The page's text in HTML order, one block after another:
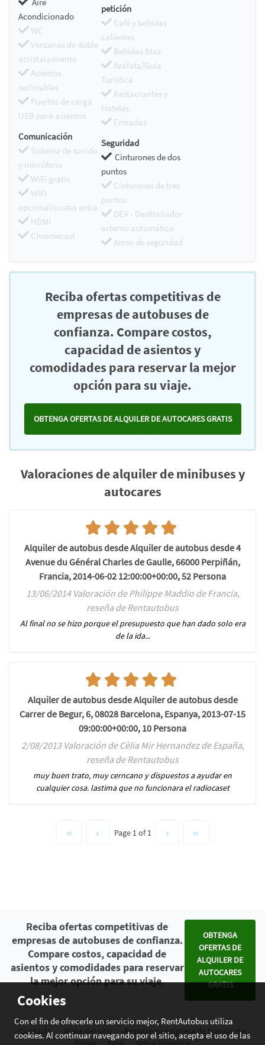
Acondicionado
WC
Ventanas de doble
acristalamiento
Asientos
reclinables
Puertos de carga
USB para asientos
petición
Café y bebidas
calientes
Bebidas frías
Azafata/Guía
Turística
Restaurantes y
Hoteles
Entradas
Comunicación
Sistema de sonido
y micrófono
WiFi gratis
WIFI
opcional/costes extra
HDMI
Chromecast
Seguridad
Cinturones de dos
puntos
Cinturones de tres
puntos
DEA - Desfibrilador
externo automático
Arcos de seguridad
Reciba ofertas competitivas de
empresas de autobuses de
confianza. Compare costos,
capacidad de asientos y
comodidades para reservar la mejor
opción para su viaje.
OBTENGA OFERTAS DE ALQUILER DE AUTOCARES GRATIS
Valoraciones de alquiler de minibuses y
autocares
Alquiler de autobus desde Alquiler de autobus desde 4
Avenue du Général Charles de Gaulle, 66000 Perpiñán,
Francia, 2014-06-02 12:00:00+00:00, 52 Persona
13/06/2014 Valoración de Philippe Maddio de Francia,
reseña de Rentautobus
Al final no se hizo porque el presupuesto que han dado solo era
de la ida...
Alquiler de autobus desde Alquiler de autobus desde
Carrer de Begur, 6, 08028 Barcelona, Espanya, 2013-07-15
09:00:00+00:00, 10 Persona
2/08/2013 Valoración de Cèlia Mir Hernandez de España,
reseña de Rentautobus
muy buen trato, muy cerncano y dispuestos a ayudar en
cualquier cosa. lastima que no funcionara el radiocaset
Page 1 of 1
Cookies
Con el fin de ofrecerle un servicio mejor, RentAutobus utiliza
cookies. Al continuar navegando por el sitio, acepta el uso de las
Reciba ofertas competitivas de
empresas de autobuses de confianza.
Compare costos, capacidad de
asientos y comodidades para reservar
la mejor opción para su viaje.
OBTENGA
OFERTAS DE
ALQUILER DE
AUTOCARES
GRATIS
Contacto Mapa del sitio
Registre su empresa de transporte